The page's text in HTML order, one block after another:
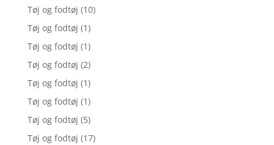
Tøj og fodtøj (10)
Tøj og fodtøj (1)
Tøj og fodtøj (1)
Tøj og fodtøj (2)
Tøj og fodtøj (1)
Tøj og fodtøj (1)
Tøj og fodtøj (5)
Tøj og fodtøj (17)